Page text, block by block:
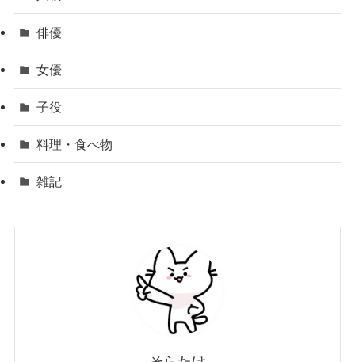
俳優
女優
子役
料理・食べ物
雑記